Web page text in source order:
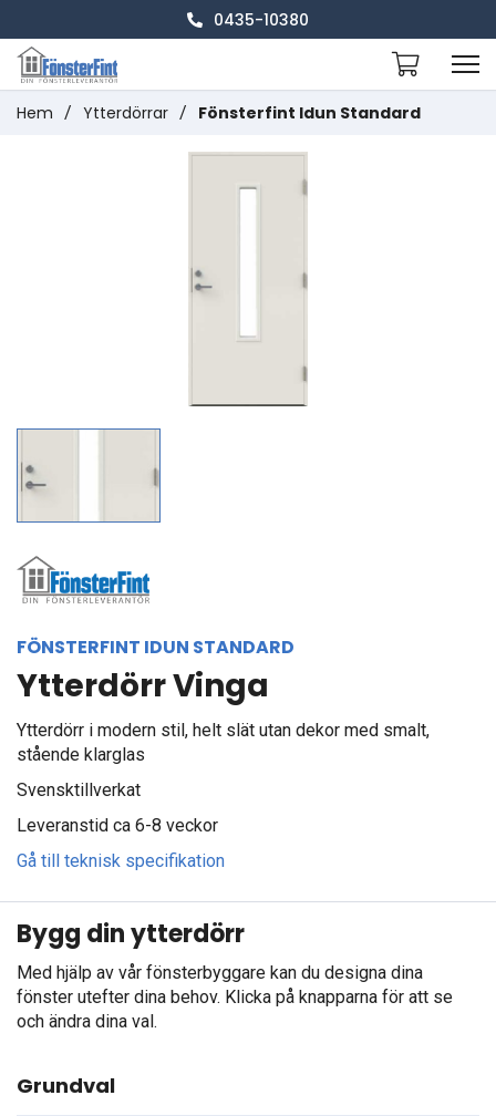
0435-10380
Hem / Ytterdörrar / Fönsterfint Idun Standard
FÖNSTERFINT IDUN STANDARD
Ytterdörr Vinga
Ytterdörr i modern stil, helt slät utan dekor med smalt,
stående klarglas
Svensktillverkat
Leveranstid ca 6-8 veckor
Gå till teknisk specifikation
Bygg din ytterdörr
Med hjälp av vår fönsterbyggare kan du designa dina
fönster utefter dina behov. Klicka på knapparna för att se
och ändra dina val.
Grundval